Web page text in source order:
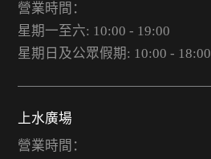
營業時間：
星期一至六: 10:00 - 19:00
星期日及公眾假期: 10:00 - 18:00
上水廣場
營業時間：